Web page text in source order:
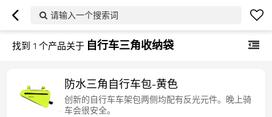
请输入一个搜索词
找到 1 个产品关于 自行车三角收纳袋
防水三角自行车包-黄色
创新的自行车车架包两侧均配有反光元件。晚上骑
车会很安全。